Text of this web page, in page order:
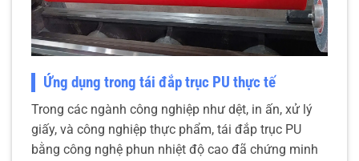
Ứng dụng trong tái đắp trục PU thực tế
Trong các ngành công nghiệp như dệt, in ấn, xử lý
giấy, và công nghiệp thực phẩm, tái đắp trục PU
bằng công nghệ phun nhiệt độ cao đã chứng minh